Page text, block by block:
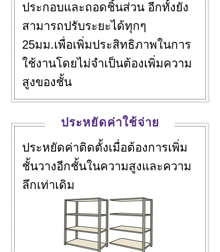
ประกอบและถอดชิ้นส่วน อีกทั้งยัง
สามารถปรับระยะได้ทุกๆ
25มม.เพื่อเพิ่มประสิทธิภาพในการ
ใช้งานโดยไม่จำเป็นต้องเพิ่มความ
สูงของชั้น
ประหยัดค่าใช้จ่าย
ประหยัดค่าติดตั้งเมื่อต้องการเพิ่ม
ชั้นวางอีกชั้นในความสูงและความ
ลึกเท่าเดิม